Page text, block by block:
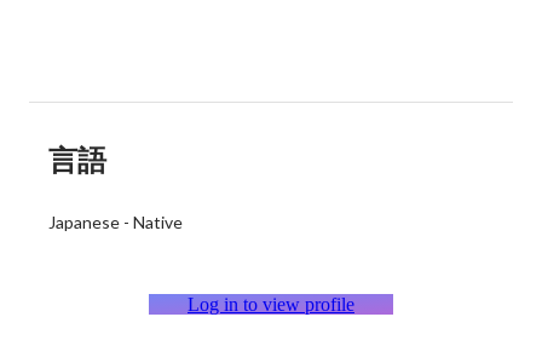
言語
Japanese - Native
Log in to view profile